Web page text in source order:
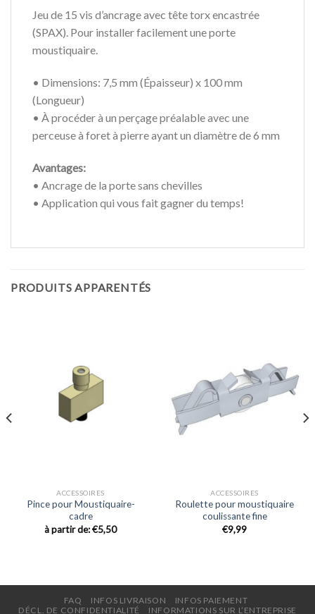
Jeu de 15 vis d’ancrage avec tête torx encastrée
(SPAX). Pour installer facilement une porte
moustiquaire.
• Dimensions: 7,5 mm (Épaisseur) x 100 mm
(Longueur)
• À procéder à un perçage préalable avec une
perceuse à foret à pierre ayant un diamètre de 6 mm
Avantages:
• Ancrage de la porte sans chevilles
• Application qui vous fait gagner du temps!
PRODUITS APPARENTÉS
ACCESSOIRES
Pince pour Moustiquaire-
cadre
à partir de:€5,50
ACCESSOIRES
Roulette pour moustiquaire
coulissante fine
€9,99
FAQ INFOS LIVRAISON
INFOS PAIEMENT
DÉCL. DE CONFIDENTIALITÉ
INFORMATIONS SUR L’ENTREPRISE